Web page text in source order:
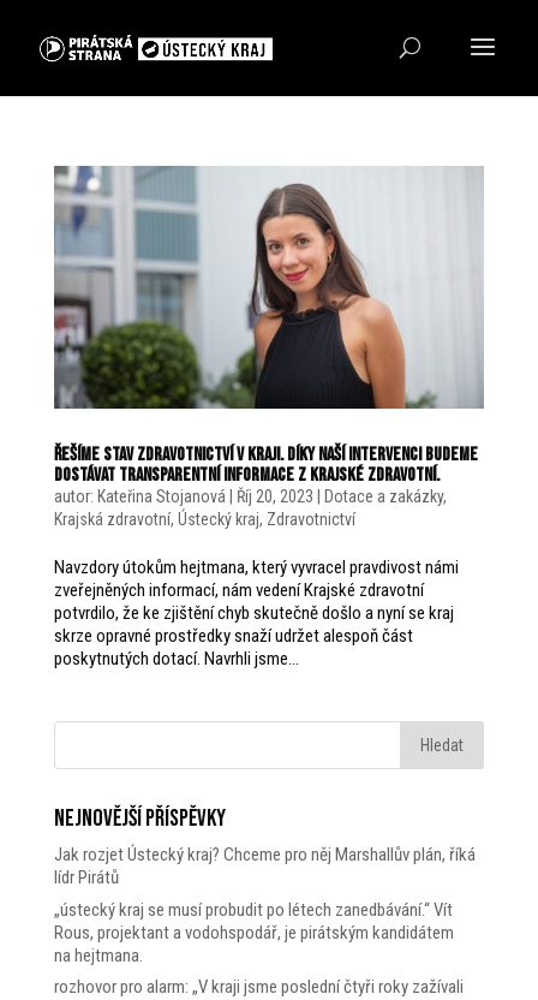
Řešíme stav zdravotnictví v kraji. Díky naší intervenci budeme
dostávat transparentní informace z Krajské zdravotní.
autor: Kateřina Stojanová Říj 20, 2023 Dotace a zakázky,
Krajská zdravotní, Ústecký kraj, Zdravotnictví
Navzdory útokům hejtmana, který vyvracel pravdivost námi
zveřejněných informací, nám vedení Krajské zdravotní
potvrdilo, že ke zjištění chyb skutečně došlo a nyní se kraj
skrze opravné prostředky snaží udržet alespoň část
poskytnutých dotací. Navrhli jsme...
Nejnovější příspěvky
Jak rozjet Ústecký kraj? Chceme pro něj Marshallův plán, říká
lídr Pirátů
„ústecký kraj se musí probudit po létech zanedbávání.“ Vít
Rous, projektant a vodohspodář, je pirátským kandidátem
na hejtmana.
rozhovor pro alarm: „V kraji jsme poslední čtyři roky zažívali